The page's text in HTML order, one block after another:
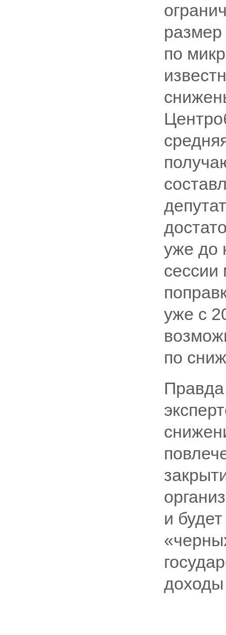
размер
по
уже до
сессии
уже с
по
и
доходы